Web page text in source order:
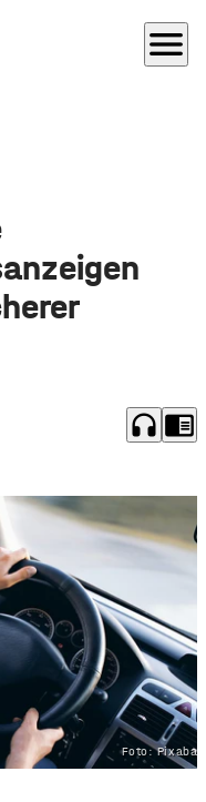
menu
headphones chrome_reader_mode
Foto: